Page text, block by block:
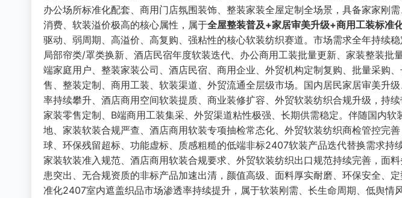
办公场所标准化配套、商用门店氛围装饰、整装家装全屋定制全场景，具备家家刚
消费、软装溢价极高的核心属性，属于全屋整装普及+家居审美升级+商用工装标准
驱动、弱周期、高溢价、高复购、强粘性的核心软装纺织赛道。市场需求全年持续
局部帘类/罩类换新、酒店民宿年度软装迭代、办公商用工装批量更新、家装整装批
端家庭用户、整装家装公司、酒店民宿、商用企业、外贸机构定制复购、批量采购
售、整装定制、商用工装、软装渠道、外贸流通全层级市场。国内居民家居审美升
率持续攀升、酒店商用空间软装提质、商业装修扩容、外贸软装纺织合规升级，持
家装零售定制、B端商用工装集采、外贸渠道粘性极强、长期供需稳定。伴随国内
地、家装软装合规严查、酒店商用软装专项抽检常态化、外贸软装纺织商检管控完
球、环保残留超标、功能虚标、质感粗糙的低端非标2407软装产品迭代替换需求持
家装软装准入规范、酒店商用软装合规要求、外贸软装纺织出口规范持续完善，面
患突出、无合规资质的非标产品加速出清，颜值高级、面料厚实耐磨、环保安全、
准化2407室内遮盖织品市场渗透率持续提升，属于软装刚需、长生命周期、低舆情